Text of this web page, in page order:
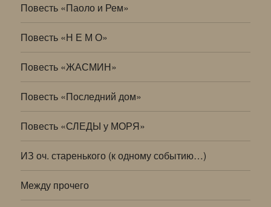
Повесть «Паоло и Рем»
Повесть «Н Е М О»
Повесть «ЖАСМИН»
Повесть «Последний дом»
Повесть «СЛЕДЫ у МОРЯ»
ИЗ оч. старенького (к одному событию…)
Между прочего